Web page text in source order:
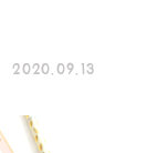
2020.09.13